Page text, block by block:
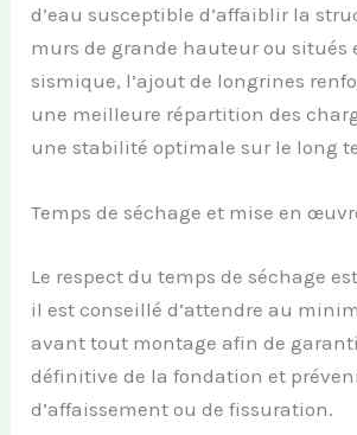
d’eau susceptible d’affaiblir la
murs de grande hauteur ou situés
sismique, l’ajout de longrines
une meilleure répartition des
une stabilité optimale sur le long
Temps de séchage et mise en
Le respect du temps de séchage
il est conseillé d’attendre au
avant tout montage afin de
définitive de la fondation et
d’affaissement ou de fissuration.